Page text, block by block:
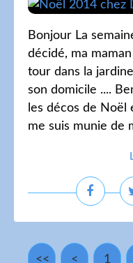
Bonjour La
décidé, ma
tour dans la
son domicile ....
les décos de Noël
me suis munie de
<< < 1